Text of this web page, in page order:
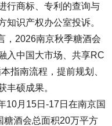
行商标、专利的查询与
知识产权办公室投诉。
， 2026南京秋季糖酒会
入中国大市场、共享RC
指南流程，提前规划、
丰硕成果。
10月15日-17日在南京国
糖酒会总面积20万平方